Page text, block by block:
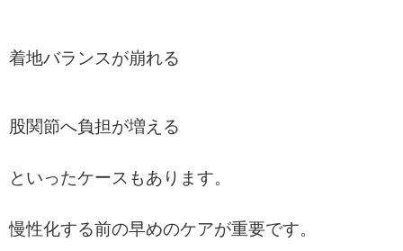
着地バランスが崩れる
股関節へ負担が増える
といったケースもあります。
慢性化する前の早めのケアが重要です。